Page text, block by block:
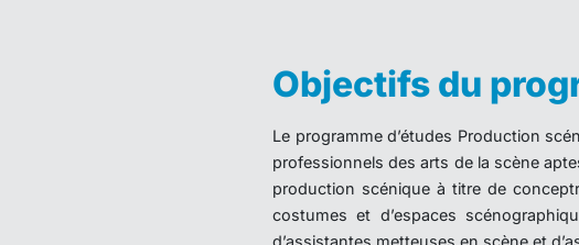
Objectifs du
Le programme d’études Production
professionnels des arts de la scène
production scénique à titre de
costumes et d’espaces
d’assistantes metteuses en scène et